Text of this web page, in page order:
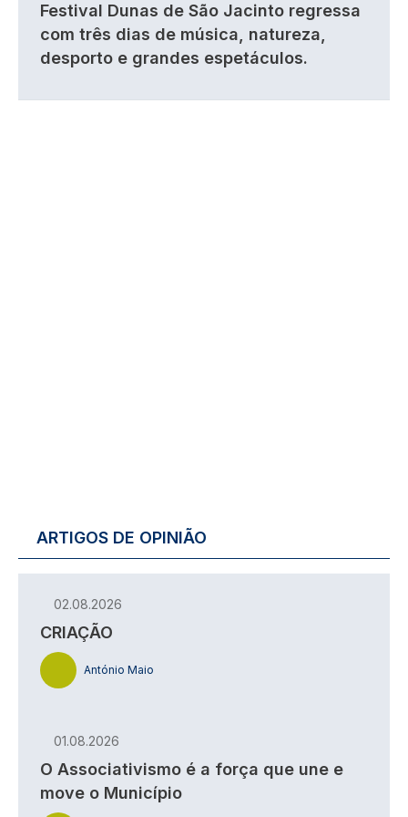
Festival Dunas de São Jacinto regressa
com três dias de música, natureza,
desporto e grandes espetáculos.
ARTIGOS DE OPINIÃO
02.08.2026
CRIAÇÃO
António Maio
01.08.2026
O Associativismo é a força que une e
move o Município